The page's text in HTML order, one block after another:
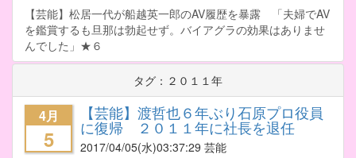
【芸能】松居一代が船越英一郎のAV履歴を暴露 「夫婦でAV
を鑑賞するも旦那は勃起せず。バイアグラの効果はありませ
んでした」★６
タグ：２０１１年
4月
5
【芸能】渡哲也６年ぶり石原プロ役員
に復帰 ２０１１年に社長を退任
2017/04/05(水)03:37:29 芸能